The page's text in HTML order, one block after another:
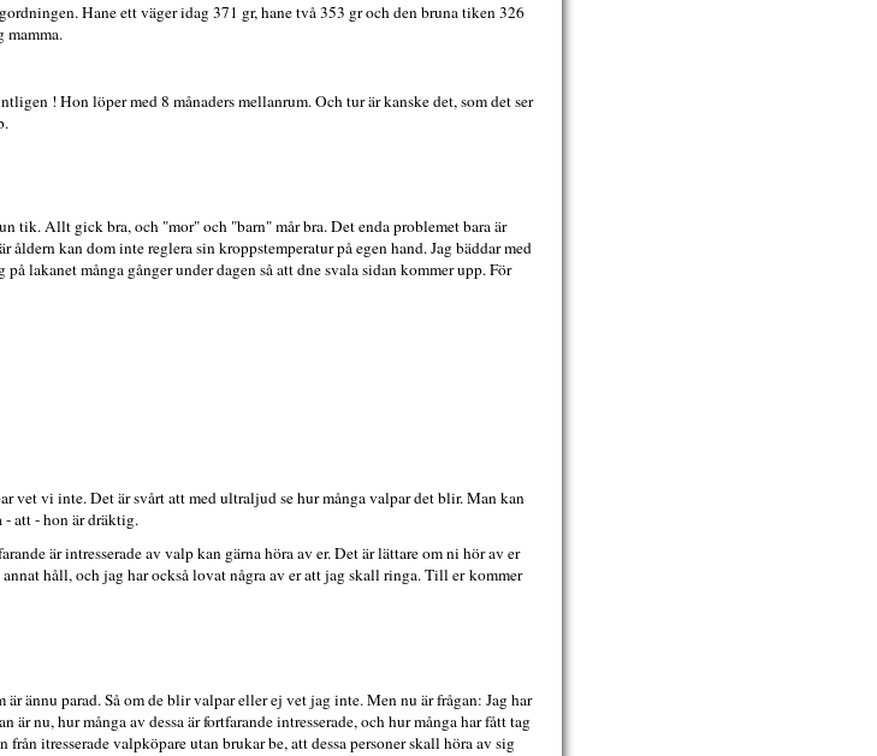
Hane ett väger idag 371 gr, hane två 353 gr och den bruna tiken 326
mamma.
! Hon löper med 8 månaders mellanrum. Och tur är kanske det, som det ser
tik. Allt gick bra, och "mor" och "barn" mår bra. Det enda problemet bara är
kan dom inte reglera sin kroppstemperatur på egen hand. Jag bäddar med
lakanet många gånger under dagen så att dne svala sidan kommer upp. För
vi inte. Det är svårt att med ultraljud se hur många valpar det blir. Man kan
- att - hon är dräktig.
är intresserade av valp kan gärna höra av er. Det är lättare om ni hör av er
håll, och jag har också lovat några av er att jag skall ringa. Till er kommer
ännu parad. Så om de blir valpar eller ej vet jag inte. Men nu är frågan: Jag har
är nu, hur många av dessa är fortfarande intresserade, och hur många har fått tag
itresserade valpköpare utan brukar be, att dessa personer skall höra av sig